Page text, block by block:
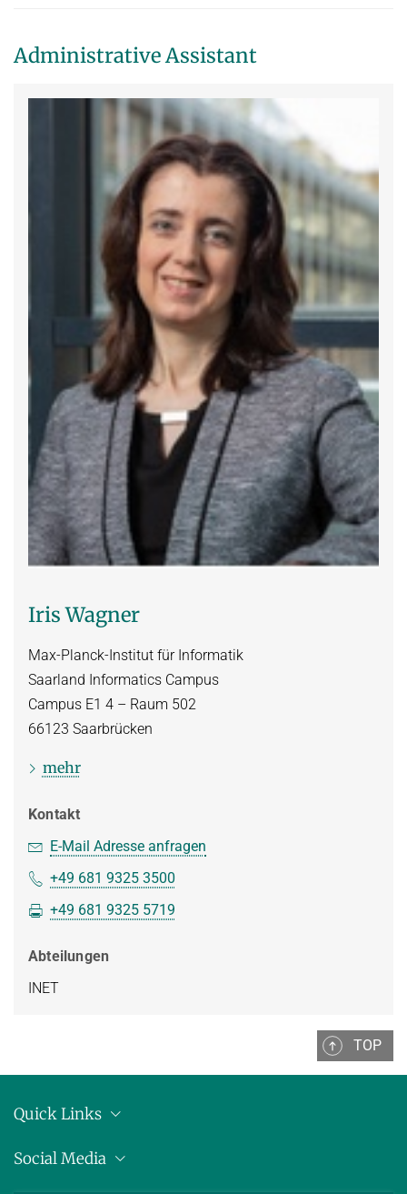
Administrative Assistant
Iris Wagner
Max-Planck-Institut für Informatik
Saarland Informatics Campus
Campus E1 4 – Raum 502
66123 Saarbrücken
mehr
Kontakt
E-Mail Adresse anfragen
+49 681 9325 3500
+49 681 9325 5719
Abteilungen
INET
TOP
Quick Links
Pressemitteilungen
Social Media